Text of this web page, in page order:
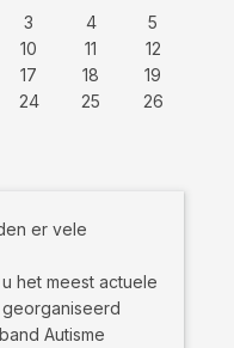
3 4
5
10 11
12
17 18
19
24 25
26
er vele
het meest actuele
Autisme